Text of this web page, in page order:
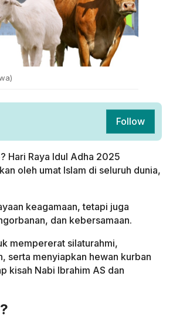
Follow
Hari Raya Idul Adha 2025
oleh umat Islam di seluruh dunia,
keagamaan, tetapi juga
dan kebersamaan.
mempererat silaturahmi,
serta menyiapkan hewan kurban
kisah Nabi Ibrahim AS dan